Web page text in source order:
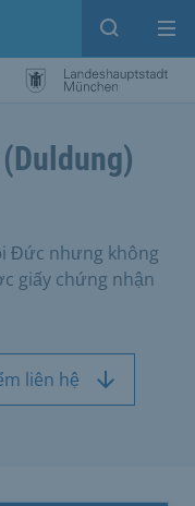
Open
Đức nhưng không
giấy chứng nhận
liên hệ